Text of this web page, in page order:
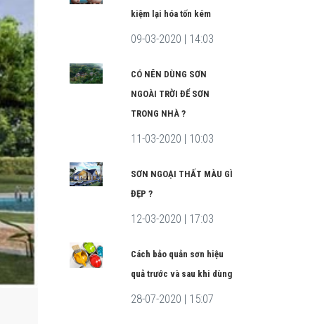
kiệm lại hóa tốn kém
09-03-2020 | 14:03
CÓ NÊN DÙNG SƠN
NGOÀI TRỜI ĐỂ SƠN
TRONG NHÀ ?
11-03-2020 | 10:03
SƠN NGOẠI THẤT MÀU GÌ
ĐẸP ?
12-03-2020 | 17:03
Cách bảo quản sơn hiệu
quả trước và sau khi dùng
28-07-2020 | 15:07